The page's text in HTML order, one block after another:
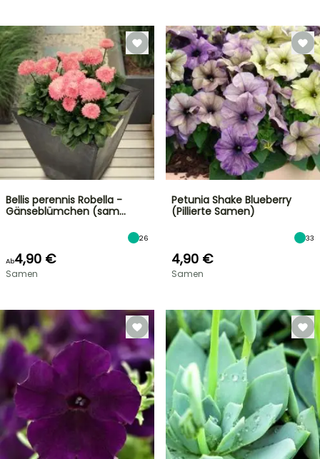
Bellis perennis Robella -
Gänseblümchen (sam…
26
Ab4,90 €
Samen
Petunia Shake Blueberry
(Pillierte Samen)
33
4,90 €
Samen